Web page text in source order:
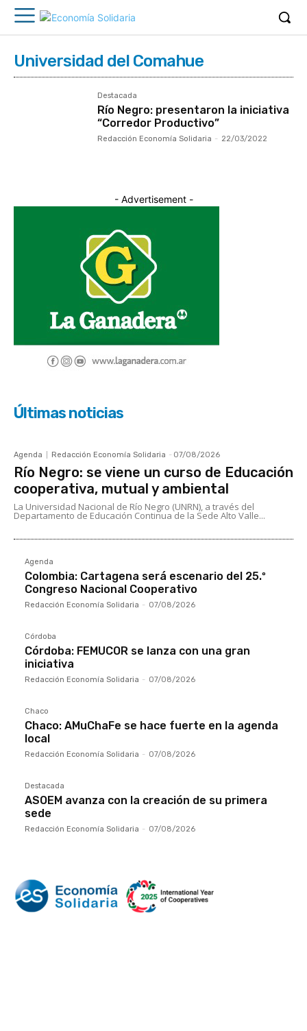
Universidad del Comahue
Destacada
Río Negro: presentaron la iniciativa
“Corredor Productivo”
Redacción Economía Solidaria - 22/03/2022
- Advertisement -
Últimas noticias
Agenda Redacción Economía Solidaria - 07/08/2026
Río Negro: se viene un curso de Educación
cooperativa, mutual y ambiental
La Universidad Nacional de Río Negro (UNRN), a través del
Departamento de Educación Continua de la Sede Alto Valle...
Agenda
Colombia: Cartagena será escenario del 25.º
Congreso Nacional Cooperativo
Redacción Economía Solidaria - 07/08/2026
Córdoba
Córdoba: FEMUCOR se lanza con una gran
iniciativa
Redacción Economía Solidaria - 07/08/2026
Chaco
Chaco: AMuChaFe se hace fuerte en la agenda
local
Redacción Economía Solidaria - 07/08/2026
Destacada
ASOEM avanza con la creación de su primera
sede
Redacción Economía Solidaria - 07/08/2026